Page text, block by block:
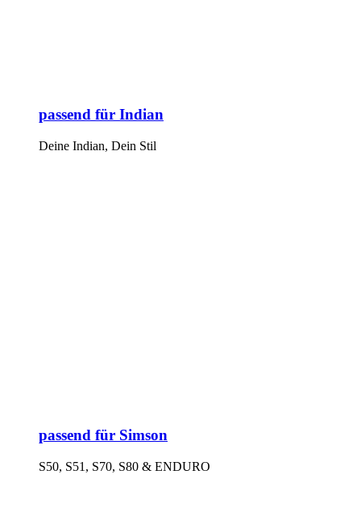
passend für Indian
Deine Indian, Dein Stil
passend für Simson
S50, S51, S70, S80 & ENDURO